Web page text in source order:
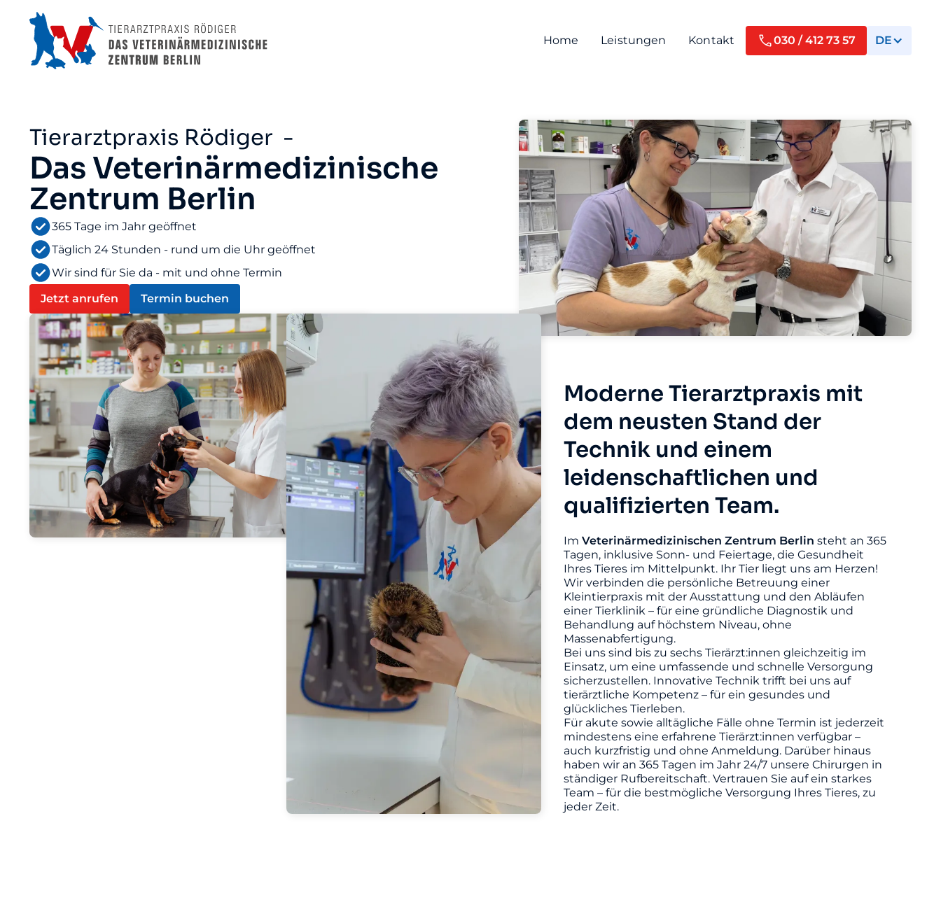
Home Leistungen Kontakt 030 / 412 73 57 DE
Tierarztpraxis Rödiger -
Das Veterinärmedizinische
Zentrum Berlin
365 Tage im Jahr geöffnet
Täglich 24 Stunden - rund um die Uhr geöffnet
Wir sind für Sie da - mit und ohne Termin
Jetzt anrufen
Termin buchen
Moderne Tierarztpraxis mit
dem neusten Stand der
Technik und einem
leidenschaftlichen und
qualifizierten Team.
Im Veterinärmedizinischen Zentrum Berlin steht an 365
Tagen, inklusive Sonn- und Feiertage, die Gesundheit
Ihres Tieres im Mittelpunkt. Ihr Tier liegt uns am Herzen!
Wir verbinden die persönliche Betreuung einer
Kleintierpraxis mit der Ausstattung und den Abläufen
einer Tierklinik – für eine gründliche Diagnostik und
Behandlung auf höchstem Niveau, ohne
Massenabfertigung.
Bei uns sind bis zu sechs Tierärzt:innen gleichzeitig im
Einsatz, um eine umfassende und schnelle Versorgung
sicherzustellen. Innovative Technik trifft bei uns auf
tierärztliche Kompetenz – für ein gesundes und
glückliches Tierleben.
Für akute sowie alltägliche Fälle ohne Termin ist jederzeit
mindestens eine erfahrene Tierärzt:innen verfügbar –
auch kurzfristig und ohne Anmeldung. Darüber hinaus
haben wir an 365 Tagen im Jahr 24/7 unsere Chirurgen in
ständiger Rufbereitschaft. Vertrauen Sie auf ein starkes
Team – für die bestmögliche Versorgung Ihres Tieres, zu
jeder Zeit.